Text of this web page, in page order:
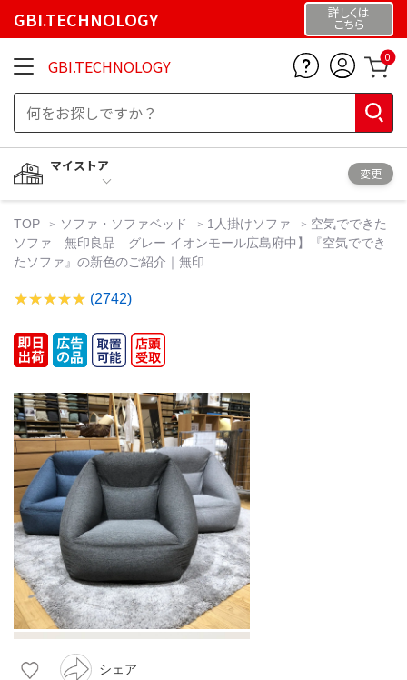
GBI.TECHNOLOGY 詳しくは
こちら
GBI.TECHNOLOGY 0
マイストア
変更
TOP ソファ・ソファベッド 1人掛けソファ
空気でできた
ソファ 無印良品 グレー イオンモール広島府中】『空気ででき
たソファ』の新色のご紹介｜無印
(2742)
シェア